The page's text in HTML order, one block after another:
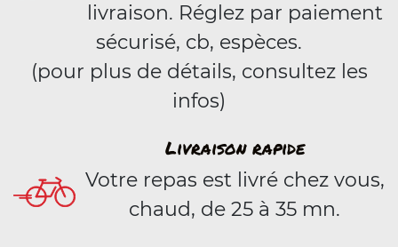
livraison. Réglez par paiement
sécurisé, cb, espèces.
(pour plus de détails, consultez les
infos)
Livraison rapide
Votre repas est livré chez vous,
chaud, de 25 à 35 mn.